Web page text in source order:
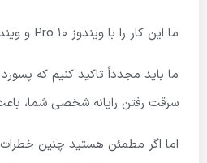
ما این کار را با ویندوز 10 Pro و ویندوز 10 Home آزمایش کرده ایم که برای حذف رمز عبور ویندوز 10 جواب داده است.
ما باید مجدداً تاکید كنیم که
سرقت رفتن رایانه شخصی شما،
اما اگر مطمئن هستید چنین